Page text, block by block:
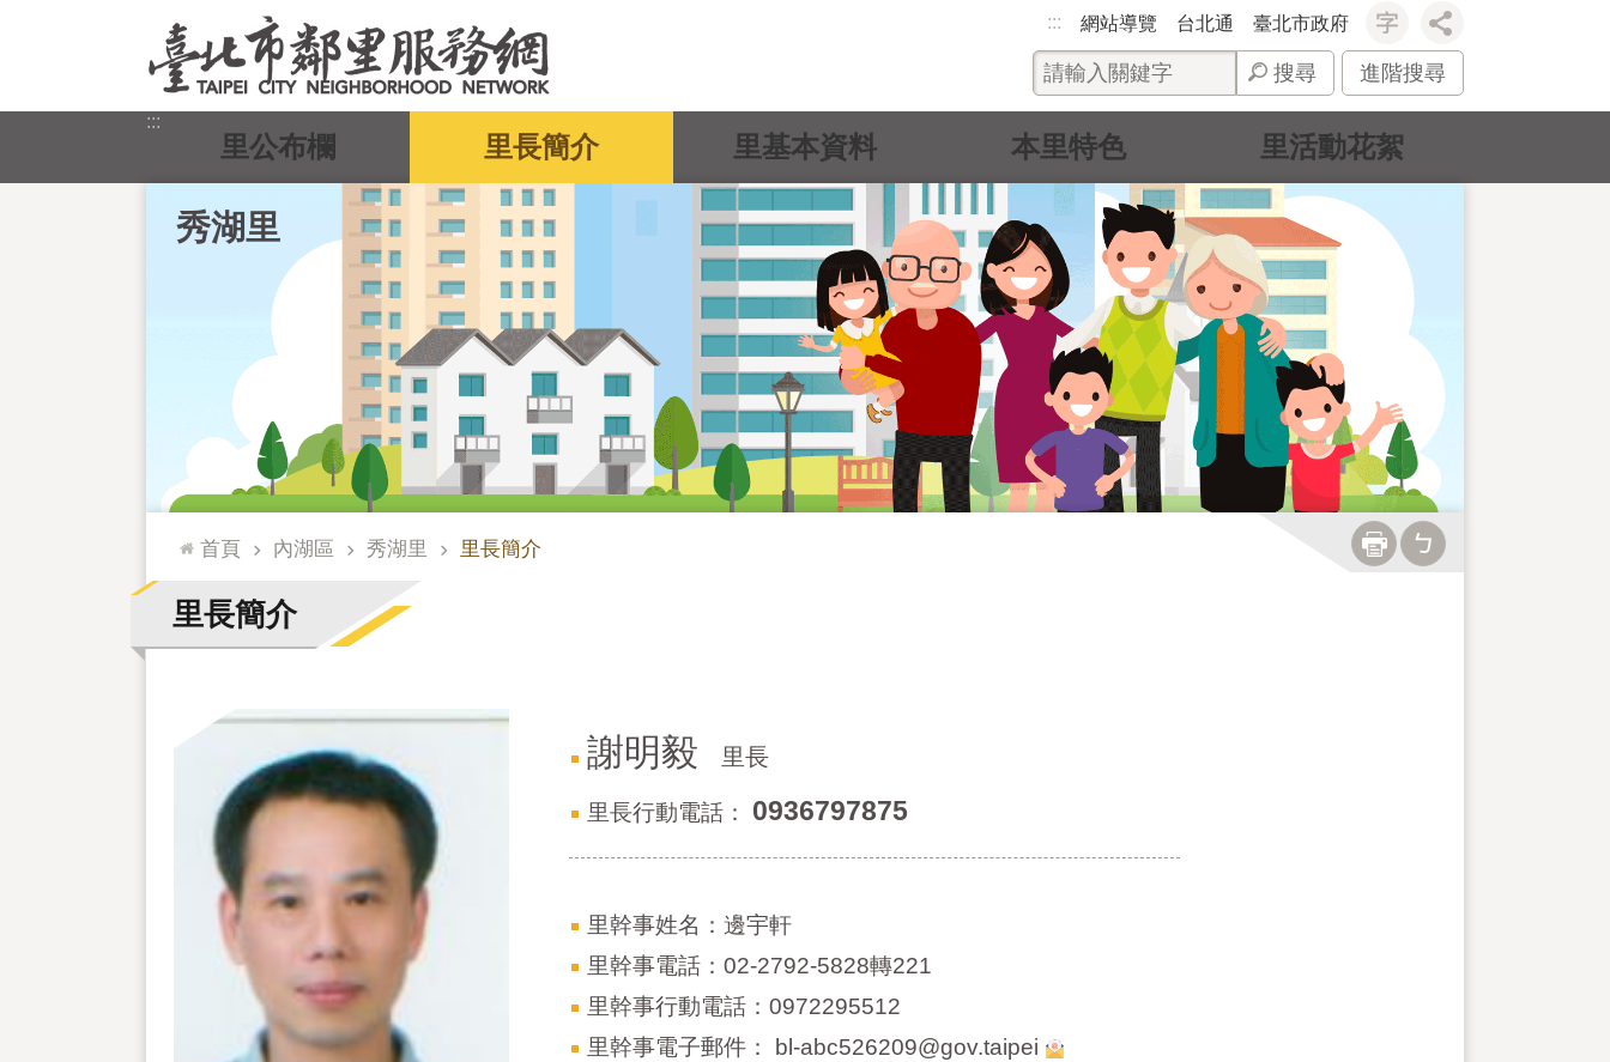
::: 網站導覽 台北通 臺北市政府
搜尋 進階搜尋
:::
秀湖里
里公布欄 里長簡介 里基本資料 本里特色 里活動花絮
::: 首頁 內湖區 秀湖里 里長簡介
里長簡介
謝明毅 里長
里長行動電話： 0936797875
里幹事姓名：邊宇軒
里幹事電話：02-2792-5828轉221
里幹事行動電話：0972295512
里幹事電子郵件：
bl-abc526209@gov.taipei